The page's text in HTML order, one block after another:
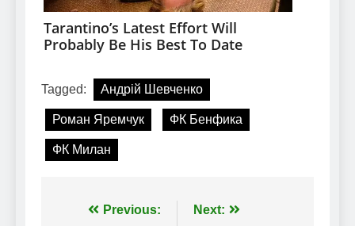
Tagged: Андрій Шевченко
Роман Яремчук ФК Бенфика
ФК Милан
Навігація
Previous: Next: